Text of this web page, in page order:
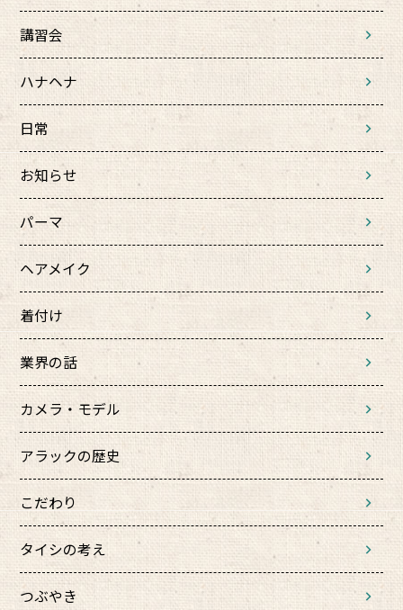
講習会
ハナヘナ
日常
お知らせ
パーマ
ヘアメイク
着付け
業界の話
カメラ・モデル
アラックの歴史
こだわり
タイシの考え
つぶやき